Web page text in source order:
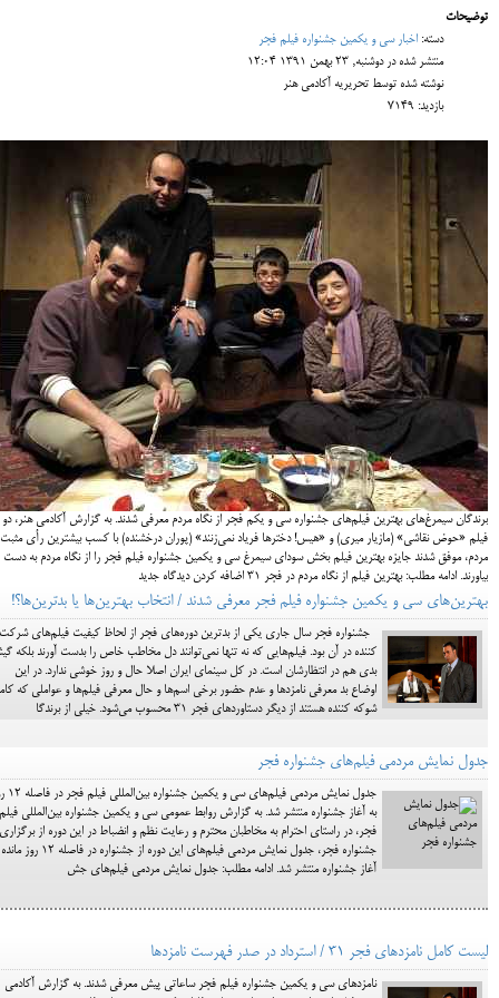
توضیحات
دسته: اخبار سی و یکمین جشنواره فیلم فجر
منتشر شده در دوشنبه, 23 بهمن 1391 12:04
نوشته شده توسط تحریریه آکادمی هنر
بازدید: 7149
برندگان سیمرغ‌های بهترین فیلم‌های جشنواره سی و یکم فجر از نگاه مردم معرفی شدند. به گزارش آکادمی هنر، دو
فیلم «حوض نقاشی» (مازیار میری) و «هیس! دخترها فریاد نمی‌زنند» (پوران درخشنده) با کسب بیشترین رأی مثبت
مردم، موفق شدند جایزه بهترین فیلم بخش سودای سیمرغ سی و یکمین جشنواره فیلم فجر را از نگاه مردم به دست
بیاورند. ادامه مطلب: بهترین فیلم از نگاه مردم در فجر 31 اضافه کردن دیدگاه جدید
بهترین‌های سی و یکمین جشنواره فیلم فجر معرفی شدند / انتخاب بهترین‌ها یا بدترین‌ها؟!
جشنواره فجر سال جاری یکی از بدترین دوره‌های فجر از لحاظ کیفیت فیلم‌های شرکت
کننده در آن بود. فیلم‌هایی که نه تنها نمی‌توانند دل مخاطب خاص را بدست آورند بلکه
بدی هم در انتظارشان است. در کل سینمای ایران اصلا حال و روز خوشی ندارد. در این
اوضاع بد معرفی نامزدها و عدم حضور برخی اسم‌ها و حال معرفی فیلم‌ها و عواملی که
شوکه کننده هستند از دیگر دستاوردهای فجر 31 محسوب می‌شود. خیلی از برندگا
جدول نمايش مردمي فيلم‌هاي جشنواره فجر
جدول نمايش
به آغاز جشنواره منتشر شد. به گزارش روابط عمومي سي و يكمين جشنواره بين‌المللي فيلم
فجر، در راستاي احترام به مخاطبان محترم و رعايت نظم و انضباط در اين دوره از برگزاري
جشنواره فجر، جدول نمايش مردمي فيلم‌هاي اين دوره از جشنواره در
آغاز جشنواره منتشر شد. ادامه مطلب: جدول نمايش مردمي فيلم‌هاي جش
لیست کامل نامزدهای فجر 31 / استرداد در صدر فهرست نامزدها
نامزدهای سی و یکمین جشنواره فیلم فجر ساعاتی پیش معرفی شدند. به گزارش آکادمی